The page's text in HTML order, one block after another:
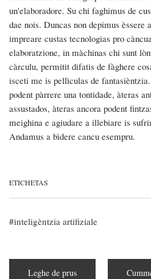
un'elaboradore. Su chi faghimus de
dae nois. Duncas non depimus èssere
impreare custas tecnologias pro
elaboratzione, in màchinas chi sunt
càrculu, permitit difatis de fàghere
isceti me is pellìculas de
podent pàrrere una tontidade, àteras
assustados, àteras ancora podent
meighina e agiudare a illebiare is
Andamus a bìdere cancu esempru.
ETICHETAS
inteligèntzia artifiziale
Leghe de prus